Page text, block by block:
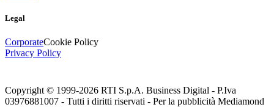
Legal
CorporateCookie Policy
Privacy Policy
Copyright © 1999-2026 RTI S.p.A. Business Digital - P.Iva
03976881007 - Tutti i diritti riservati - Per la pubblicità Mediamond